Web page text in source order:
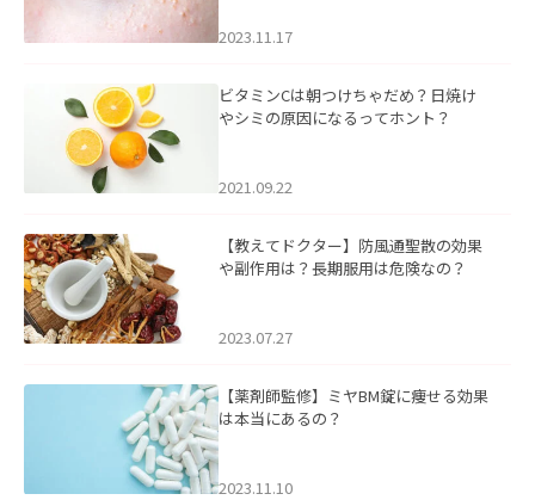
2023.11.17
ビタミンCは朝つけちゃだめ？日焼け
やシミの原因になるってホント？
2021.09.22
【教えてドクター】防風通聖散の効果
や副作用は？長期服用は危険なの？
2023.07.27
【薬剤師監修】ミヤBM錠に痩せる効果
は本当にあるの？
2023.11.10